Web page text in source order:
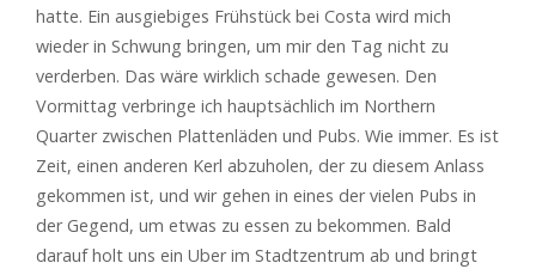
hatte. Ein ausgiebiges Frühstück bei Costa wird mich
wieder in Schwung bringen, um mir den Tag nicht zu
verderben. Das wäre wirklich schade gewesen. Den
Vormittag verbringe ich hauptsächlich im Northern
Quarter zwischen Plattenläden und Pubs. Wie immer. Es ist
Zeit, einen anderen Kerl abzuholen, der zu diesem Anlass
gekommen ist, und wir gehen in eines der vielen Pubs in
der Gegend, um etwas zu essen zu bekommen. Bald
darauf holt uns ein Uber im Stadtzentrum ab und bringt